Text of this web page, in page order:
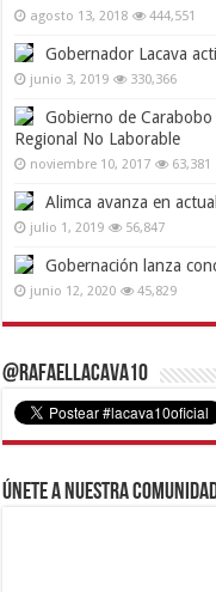
agosto 13, 2018 444,551
Gobernador Lacava
junio 3, 2019 330,366
Gobierno de
Regional No Laborable
noviembre 10, 2017 63,381
Alimca avanza en
julio 1, 2019 56,847
Gobernación lanza
junio 12, 2020 45,829
@RafaelLacava10
Únete a nuestra